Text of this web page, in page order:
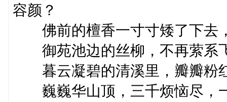
容颜？
佛前的檀香一寸寸矮了下去
御苑池边的丝柳，不再萦系
暮云凝碧的清溪里，瓣瓣粉
巍巍华山顶，三千烦恼尽，